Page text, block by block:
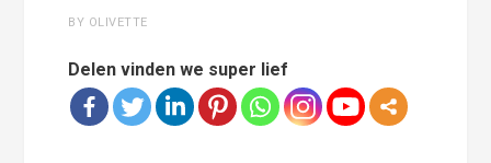
BY OLIVETTE
Delen vinden we super lief